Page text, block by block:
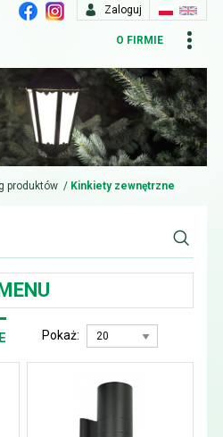
Zaloguj
O FIRMIE
produktów / Kinkiety zewnętrzne
Pokaż: